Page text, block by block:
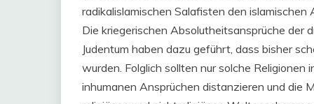
radikalislamischen Salafisten den islamischen
Die kriegerischen Absolutheitsansprüche der
Judentum haben dazu geführt, dass bisher
wurden. Folglich sollten nur solche Religionen
inhumanen Ansprüchen distanzieren und die